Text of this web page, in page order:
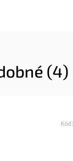
(4)
Kód: